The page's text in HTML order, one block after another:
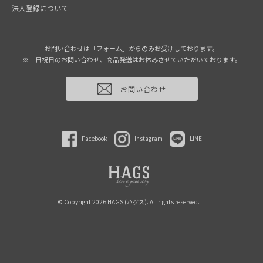
法人登録について
お問い合わせは「フォーム」からのみお受けしております。
※土日祝日のお問い合わせ、商品発送はお休みさせていただいております。
お問い合わせ
Facebook Instagram LINE
© Copyright 2026 HAGS (ハグス). All rights reserved.